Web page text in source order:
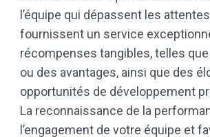
l’équipe qui dépassent les
fournissent un service
récompenses tangibles, telles
ou des avantages, ainsi que des
opportunités de développement
La reconnaissance de la
l’engagement de votre équipe et